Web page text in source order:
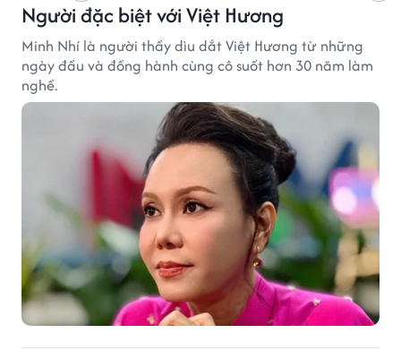
Người đặc biệt với Việt Hương
Minh Nhí là người thầy dìu dắt Việt Hương từ những
ngày đầu và đồng hành cùng cô suốt hơn 30 năm làm
nghề.